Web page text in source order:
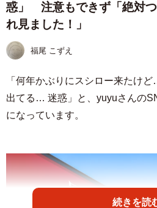
惑」 注意もできず「絶対
れ見ました！」
福尾 こずえ
「何年かぶりにスシロー来たけ
出てる… 迷惑」と、yuyuさんの
になっています。
続きを読